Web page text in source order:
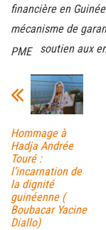
financière en
mécanisme de
PME
soutien aux
Hommage à
Hadja Andrée
Touré :
l’incarnation de
la dignité
guinéenne (
Boubacar Yacine
Diallo)